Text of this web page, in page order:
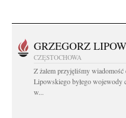
GRZEGORZ
CZĘSTOCHOWA
Z żalem przyjęliśmy wiadomość
Lipowskiego byłego wojewody
w...